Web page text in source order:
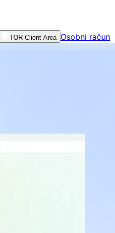
TOR Client Area Osobni račun